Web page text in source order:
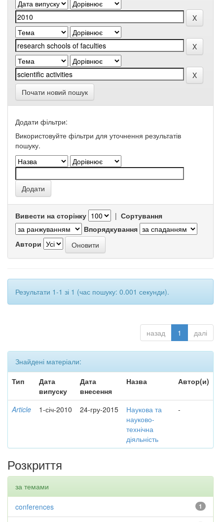
Почати новий пошук
Додати фільтри:
Використовуйте фільтри для уточнення результатів
пошуку.
Вивести на сторінку | Сортування
Впорядкування
Автори
Результати 1-1 зі 1 (час пошуку: 0.001 секунди).
назад 1 далі
Знайдені матеріали:
Тип
Дата
випуску
Дата
внесення
Назва Автор(и)
Article 1-січ-2010 24-гру-2015
Наукова та
науково-
технічна
діяльність
-
Розкриття
за темами
1
conferences